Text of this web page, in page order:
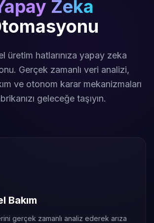
Zeka
üretim hatlarınıza yapay zeka
Gerçek zamanlı veri analizi,
ve otonom karar mekanizmaları
geleceğe taşıyın.
Bakım
gerçek zamanlı analiz ederek arıza